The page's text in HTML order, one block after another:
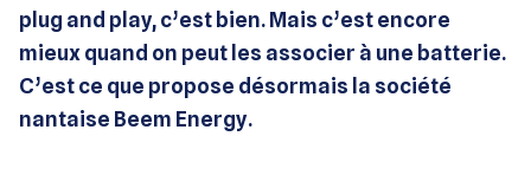
plug and play, c’est bien. Mais c’est encore
mieux quand on peut les associer à une batterie.
C’est ce que propose désormais la société
nantaise Beem Energy.